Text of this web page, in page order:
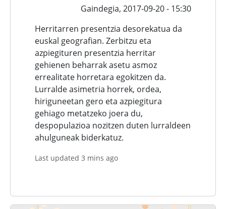
Gaindegia, 2017-09-20 - 15:30
Herritarren presentzia desorekatua da
euskal geografian. Zerbitzu eta
azpiegituren presentzia herritar
gehienen beharrak asetu asmoz
errealitate horretara egokitzen da.
Lurralde asimetria horrek, ordea,
hiriguneetan gero eta azpiegitura
gehiago metatzeko joera du,
despopulazioa nozitzen duten lurraldeen
ahulguneak biderkatuz.
Last updated 3 mins ago